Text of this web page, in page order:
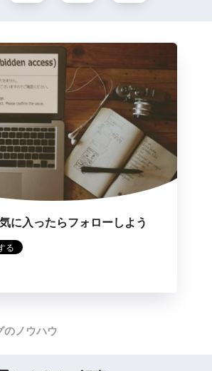
に入ったらフォローしよう
のノウハウ